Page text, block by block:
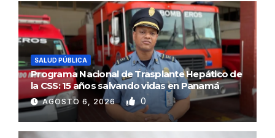
SALUD PÚBLICA
Programa Nacional de Trasplante Hepático de
la CSS: 15 años salvando vidas en Panamá
AGOSTO 6, 2026 0